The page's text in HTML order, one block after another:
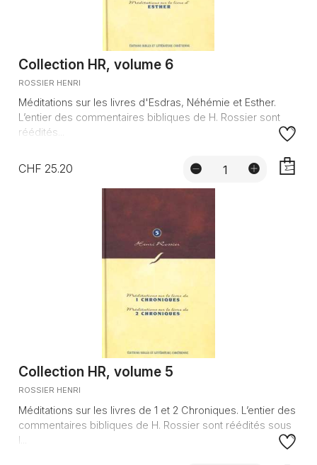
Collection HR, volume 6
ROSSIER HENRI
Méditations sur les livres d'Esdras, Néhémie et Esther.
L’entier des commentaires bibliques de H. Rossier sont
réédités...
CHF 25.20
Collection HR, volume 5
ROSSIER HENRI
Méditations sur les livres de 1 et 2 Chroniques. L’entier des
commentaires bibliques de H. Rossier sont réédités sous
l...